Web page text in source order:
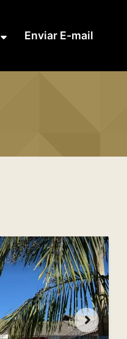
Enviar E-mail